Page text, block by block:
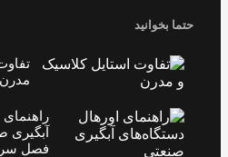
بخوانید
تفاوت
مدرن
راهنمای
آبگیری صنعتی
فصل سرما